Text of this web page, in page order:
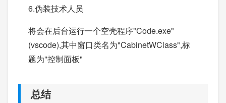
6.伪装技术人员
将会在后台运行一个空壳程序"Code.exe"
(vscode),其中窗口类名为"CabinetWClass",标
题为"控制面板"
总结